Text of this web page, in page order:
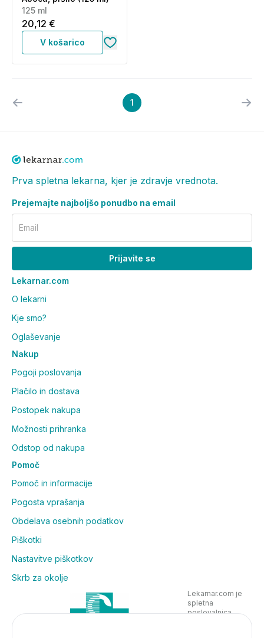
125 ml
20,12 €
V košarico
1
Prva spletna lekarna, kjer je zdravje vrednota.
Prejemajte najboljšo ponudbo na email
Email
Prijavite se
Lekarnar.com
O lekarni
Kje smo?
Oglaševanje
Nakup
Pogoji poslovanja
Plačilo in dostava
Postopek nakupa
Možnosti prihranka
Odstop od nakupa
Pomoč
Pomoč in informacije
Pogosta vprašanja
Obdelava osebnih podatkov
Piškotki
Nastavitve piškotkov
Skrb za okolje
Lekarnar.com je
spletna
poslovalnica